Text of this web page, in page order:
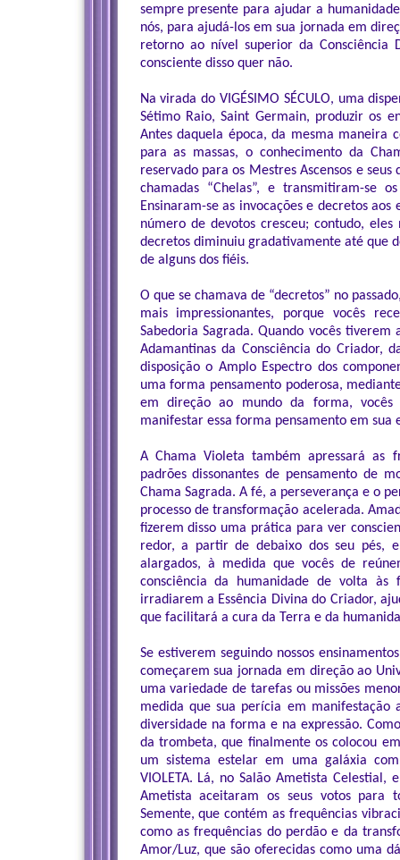
sempre presente para ajudar a
nós, para ajudá-los em sua jornada em
retorno ao nível superior da
consciente disso quer não.
Na virada do VIGÉSIMO SÉCULO, uma
Sétimo Raio, Saint Germain, produzir os
Antes daquela época, da mesma maneira
para as massas, o conhecimento da
reservado para os Mestres Ascensos e
chamadas “Chelas”, e transmitiram-se
Ensinaram-se as invocações e decretos
número de devotos cresceu; contudo,
decretos diminuiu gradativamente até que
de alguns dos fiéis.
O que se chamava de “decretos” no
mais impressionantes, porque vocês
Sabedoria Sagrada. Quando vocês
Adamantinas da Consciência do Criador,
disposição o Amplo Espectro dos
uma forma pensamento poderosa,
em direção ao mundo da forma, vocês
manifestar essa forma pensamento em sua
A Chama Violeta também apressará as
padrões dissonantes de pensamento de
Chama Sagrada. A fé, a perseverança e o
processo de transformação acelerada.
fizerem disso uma prática para ver
redor, a partir de debaixo dos seu pés,
alargados, à medida que vocês de
consciência da humanidade de volta às
irradiarem a Essência Divina do Criador,
que facilitará a cura da Terra e da
Se estiverem seguindo nossos
começarem sua jornada em direção ao
uma variedade de tarefas ou missões
medida que sua perícia em manifestação
diversidade na forma e na expressão.
da trombeta, que finalmente os colocou
um sistema estelar em uma galáxia
VIOLETA. Lá, no Salão Ametista
Ametista aceitaram os seus votos para
Semente, que contém as frequências
como as frequências do perdão e da
Amor/Luz, que são oferecidas como uma